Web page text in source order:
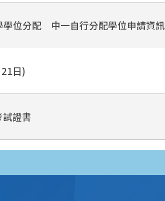
學位分配 中一自行分配學位申請資訊
日)
證書